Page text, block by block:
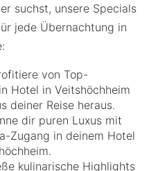
suchst, unsere Specials
jede Übernachtung in
von Top-
Hotel in Veitshöchheim
deiner Reise heraus.
dir puren Luxus mit
Zugang in deinem Hotel
kulinarische Highlights